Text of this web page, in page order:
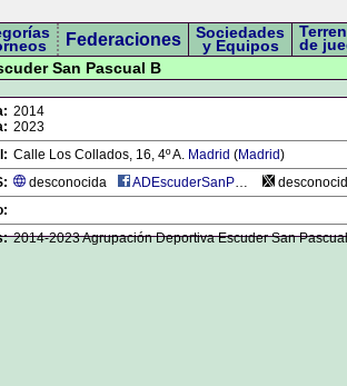
Federaciones Sociedades
y Equipos
de
San Pascual B
2014
2023
Calle Los Collados, 16, 4º A. Madrid (Madrid)
desconocida ADEscuderSanPascual
2014-2023 Agrupación Deportiva Escuder San